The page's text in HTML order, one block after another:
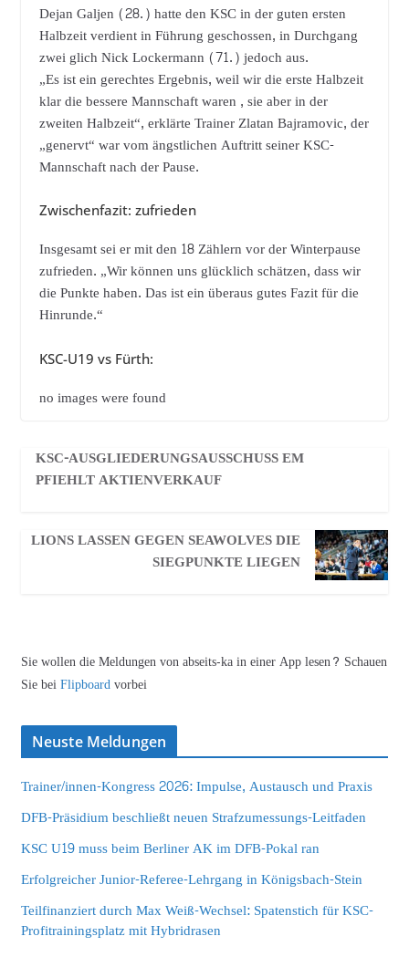
Dejan Galjen (28.) hatte den KSC in der guten ersten
Halbzeit verdient in Führung geschossen, in Durchgang
zwei glich Nick Lockermann (71.) jedoch aus.
„Es ist ein gerechtes Ergebnis, weil wir die erste Halbzeit
klar die bessere Mannschaft waren , sie aber in der
zweiten Halbzeit“, erklärte Trainer Zlatan Bajramovic, der
„genervt“ war vom ängstlichen Auftritt seiner KSC-
Mannschaft nach der Pause.
Zwischenfazit: zufrieden
Insgesamt sei er mit den 18 Zählern vor der Winterpause
zufrieden. „Wir können uns glücklich schätzen, dass wir
die Punkte haben. Das ist ein überaus gutes Fazit für die
Hinrunde.“
KSC-U19 vs Fürth:
no images were found
KSC-AUSGLIEDERUNGSAUSSCHUSS EM
PFIEHLT AKTIENVERKAUF
LIONS LASSEN GEGEN SEAWOLVES DIE
SIEGPUNKTE LIEGEN
Sie wollen die Meldungen von abseits-ka in einer App lesen? Schauen
Sie beiFlipboardvorbei
Neuste Meldungen
Trainer/innen-Kongress 2026: Impulse, Austausch und Praxis
DFB-Präsidium beschließt neuen Strafzumessungs-Leitfaden
KSC U19 muss beim Berliner AK im DFB-Pokal ran
Erfolgreicher Junior-Referee-Lehrgang in Königsbach-Stein
Teilfinanziert durch Max Weiß-Wechsel: Spatenstich für KSC-
Profitrainingsplatz mit Hybridrasen